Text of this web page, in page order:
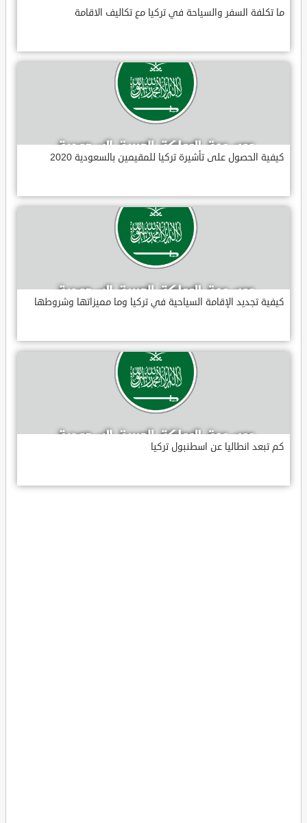
ما تكلفة السفر والسياحة في تركيا مع تكاليف الاقامة
كيفية الحصول على تأشيرة تركيا للمقيمين بالسعودية 2020
كيفية تجديد الإقامة السياحية في تركيا وما مميزاتها وشروطها
كم تبعد انطاليا عن اسطنبول تركيا